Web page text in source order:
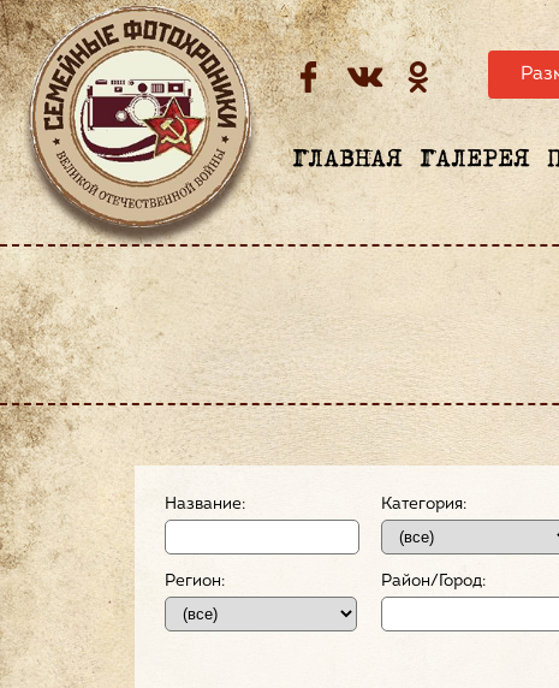
ГЛАВНАЯ ГАЛЕРЕЯ
Название: Категория:
Регион: Район/Город: